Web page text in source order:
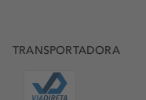
TRANSPORTADORA